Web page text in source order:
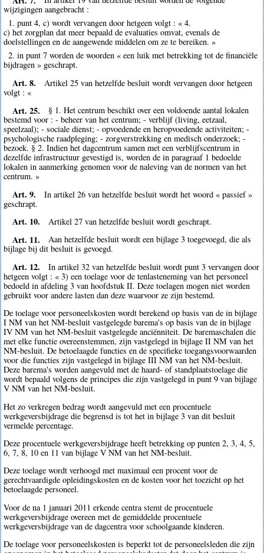
wijzigingen aangebracht :
1. punt 4, c) wordt vervangen door hetgeen volgt : « 4.
c) het zorgplan dat meer bepaald de evaluaties omvat, evenals de
doelstellingen en de aangewende middelen om ze te bereiken. »
2. in punt 7 worden de woorden « een luik met betrekking tot de financiële
bijdragen » geschrapt.
Art. 8.
Artikel 25 van hetzelfde besluit wordt vervangen door hetgeen
volgt : «
Art. 25.
§ 1. Het centrum beschikt over een voldoende aantal lokalen
bestemd voor : - beheer van het centrum; - verblijf (living, eetzaal,
speelzaal); - sociale dienst; - opvoedende en heropvoedende activiteiten; -
psychologische raadpleging; - zorgverstrekking en medisch onderzoek; -
bezoek. § 2. Indien het dagcentrum samen met een verblijfscentrum in
dezelfde infrastructuur gevestigd is, worden de in paragraaf 1 bedoelde
lokalen in aanmerking genomen voor de naleving van de normen van het
centrum. »
Art. 9.
In artikel 26 van hetzelfde besluit wordt het woord « passief »
geschrapt.
Art. 10. Artikel 27 van hetzelfde besluit wordt geschrapt.
Art. 11.
Aan hetzelfde besluit wordt een bijlage 3 toegevoegd, die als
bijlage bij dit besluit is gevoegd.
Art. 12.
In artikel 32 van hetzelfde besluit wordt punt 3 vervangen door
hetgeen volgt : « 3) een toelage voor de tenlasteneming van het personeel
bedoeld in afdeling 3 van hoofdstuk II. Deze toelagen mogen niet worden
gebruikt voor andere lasten dan deze waarvoor ze zijn bestemd.
De toelage voor personeelskosten wordt berekend op basis van de in bijlage
I NM van het NM-besluit vastgelegde barema's op basis van de in bijlage
IV NM van het NM-besluit vastgelegde anciënniteit. De baremaschalen die
met elke functie overeenstemmen, zijn vastgelegd in bijlage II NM van het
NM-besluit. De betoelaagde functies en de specifieke toegangsvoorwaarden
voor die functies zijn vastgelegd in bijlage III NM van het NM-besluit.
Deze barema's worden aangevuld met de haard- of standplaatstoelage die
wordt bepaald volgens de principes die zijn vastgelegd in punt 9 van bijlage
V NM van het NM-besluit.
Het zo verkregen bedrag wordt aangevuld met een procentuele
werkgeversbijdrage die begrensd is tot het in bijlage 3 van dit besluit
vermelde percentage.
Deze procentuele werkgeversbijdrage heeft betrekking op punten 2, 3, 4, 5,
6, 7, 8, 10 en 11 van bijlage V NM van het NM-besluit.
Deze toelage wordt verhoogd met maximaal een procent voor de
gerechtvaardigde opleidingskosten en de kosten voor het toezicht op het
betoelaagde personeel.
Voor de na 1 januari 2011 erkende centra stemt de procentuele
werkgeversbijdrage overeen met de gemiddelde procentuele
werkgeversbijdrage van de dagcentra voor schoolgaande kinderen.
De toelage voor personeelskosten is beperkt tot de personeelsleden die zijn